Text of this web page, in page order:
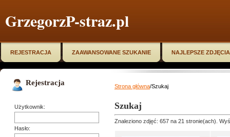
GrzegorzP-straz.pl
REJESTRACJA ZAAWANSOWANE SZUKANIE NAJLEPSZE ZDJĘCIA
Rejestracja
Użytkownik:
Hasło:
Strona główna/Szukaj
Szukaj
Znaleziono zdjęć: 657 na 21 stronie(ach).